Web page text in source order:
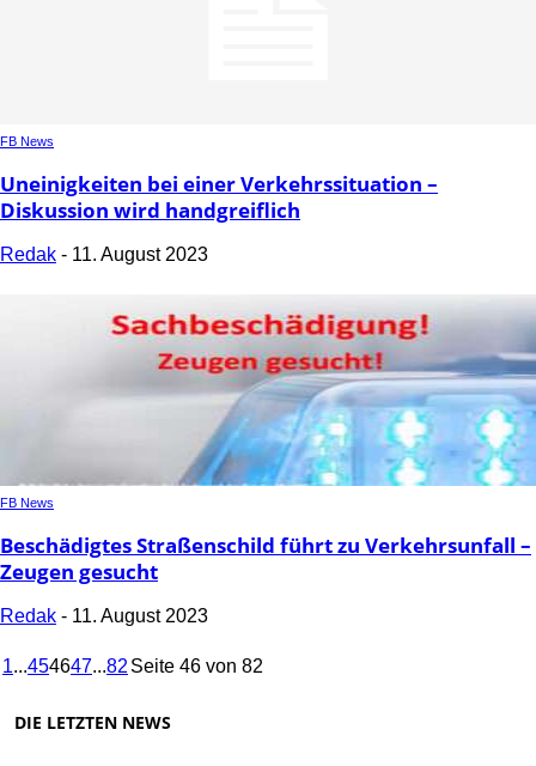
FB News
Uneinigkeiten bei einer Verkehrssituation –
Diskussion wird handgreiflich
Redak - 11. August 2023
FB News
Beschädigtes Straßenschild führt zu Verkehrsunfall –
Zeugen gesucht
Redak - 11. August 2023
1...454647...82 Seite 46 von 82
DIE LETZTEN NEWS